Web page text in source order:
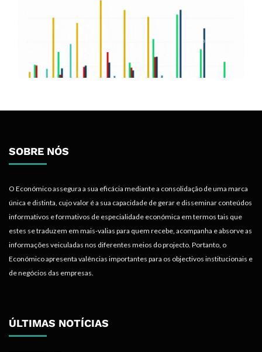
SOBRE NÓS
O Económico assegura a sua eficácia mediante a consolidação de uma marca
única e distinta, cujo valor é a sua capacidade de gerar e disseminar conteúdos
informativos e formativos de especialidade económica em termos tais que
estes se traduzem em mais-valias para quem recebe, acompanha e absorve as
informações veiculadas nos diferentes meios do projecto. Portanto, o
Económico apresenta valências importantes para os objectivos institucionais e
de negócios das empresas.
ÚLTIMAS NOTÍCIAS